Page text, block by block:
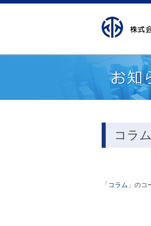
コラ
「 コラム 」のコ